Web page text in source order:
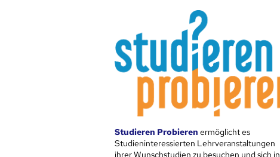
Studieren Probieren ermöglicht es
Studieninteressierten Lehrveranstaltungen